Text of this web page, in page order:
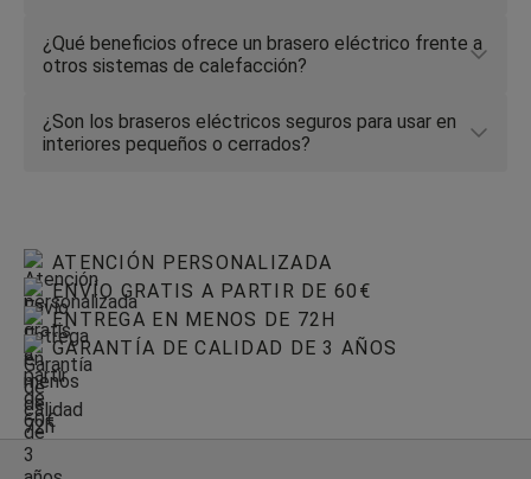
¿Qué beneficios ofrece un brasero eléctrico frente a
otros sistemas de calefacción?
Click to toggle answer
¿Son los braseros eléctricos seguros para usar en
interiores pequeños o cerrados?
Click to toggle answer
ATENCIÓN PERSONALIZADA
ENVÍO GRATIS A PARTIR DE 60€
ENTREGA EN MENOS DE 72H
GARANTÍA DE CALIDAD DE 3 AÑOS